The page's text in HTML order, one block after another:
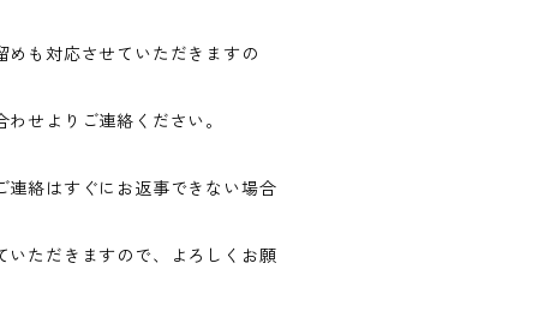
めも対応させていただきますの
せよりご連絡ください。
連絡はすぐにお返事できない場合
いただきますので、よろしくお願